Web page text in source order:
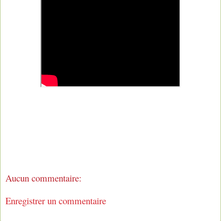
Aucun commentaire:
Enregistrer un commentaire